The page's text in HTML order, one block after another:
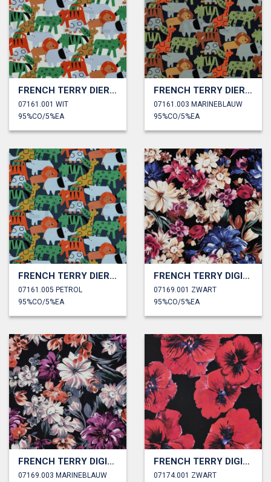
FRENCH TERRY DIEREN
07161.001 WIT
95%CO/5%EA
FRENCH TERRY DIEREN
07161.003 MARINEBLAUW
95%CO/5%EA
FRENCH TERRY DIEREN
07161.005 PETROL
95%CO/5%EA
FRENCH TERRY DIGITAAL BLOEMEN
07169.001 ZWART
95%CO/5%EA
FRENCH TERRY DIGITAAL BLOEMEN
07169.003 MARINEBLAUW
FRENCH TERRY DIGITAAL BLOEMEN
07174.001 ZWART